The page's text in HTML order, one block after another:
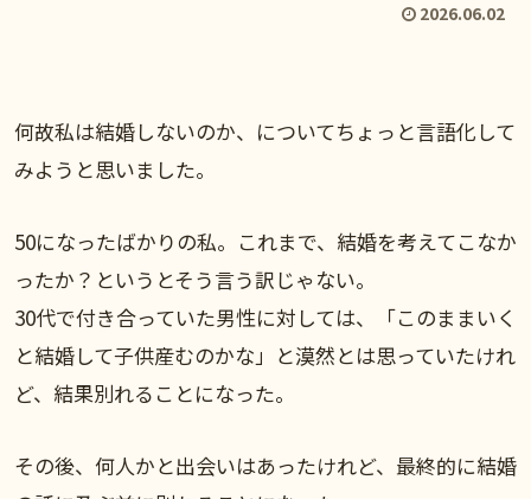
2026.06.02
何故私は結婚しないのか、についてちょっと言語化して
みようと思いました。
50になったばかりの私。これまで、結婚を考えてこなか
ったか？というとそう言う訳じゃない。
30代で付き合っていた男性に対しては、「このままいく
と結婚して子供産むのかな」と漠然とは思っていたけれ
ど、結果別れることになった。
その後、何人かと出会いはあったけれど、最終的に結婚